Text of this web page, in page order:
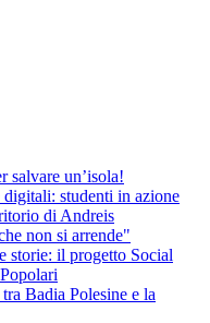
un’isola!
digitali: studenti in azione
di Andreis
non si arrende"
storie: il progetto Social
Badia Polesine e la